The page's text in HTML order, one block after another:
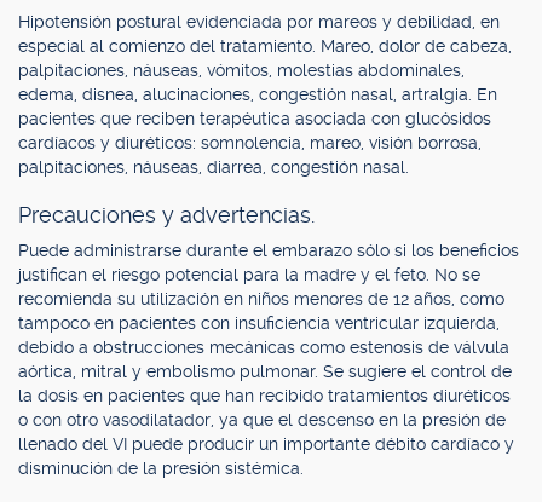
Hipotensión postural evidenciada por mareos y debilidad, en
especial al comienzo del tratamiento. Mareo, dolor de cabeza,
palpitaciones, náuseas, vómitos, molestias abdominales,
edema, disnea, alucinaciones, congestión nasal, artralgia. En
pacientes que reciben terapéutica asociada con glucósidos
cardíacos y diuréticos: somnolencia, mareo, visión borrosa,
palpitaciones, náuseas, diarrea, congestión nasal.
Precauciones y advertencias.
Puede administrarse durante el embarazo sólo si los beneficios
justifican el riesgo potencial para la madre y el feto. No se
recomienda su utilización en niños menores de 12 años, como
tampoco en pacientes con insuficiencia ventricular izquierda,
debido a obstrucciones mecánicas como estenosis de válvula
aórtica, mitral y embolismo pulmonar. Se sugiere el control de
la dosis en pacientes que han recibido tratamientos diuréticos
o con otro vasodilatador, ya que el descenso en la presión de
llenado del VI puede producir un importante débito cardíaco y
disminución de la presión sistémica.